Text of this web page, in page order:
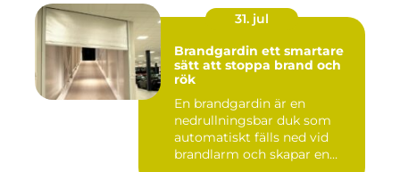
31. jul
Brandgardin ett smartare
sätt att stoppa brand och
rök
En brandgardin är en
nedrullningsbar duk som
automatiskt fälls ned vid
brandlarm och skapar en